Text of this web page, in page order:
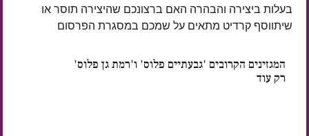
בעלות ביצירה והבהרה האם ברצונכם שהיצירה תוסר או
שיתווסף קרדיט מתאים על שמכם במסגרת הפרסום
המגזינים הקרובים 'גבעתיים פלוס' ו'רמת גן פלוס'
רק עוד